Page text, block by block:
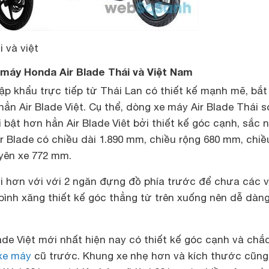
và việt
Honda Air Blade Thái và Việt Nam
khẩu trực tiếp từ Thái Lan có thiết kế mạnh mẽ,
Air Blade Việt. Cụ thể, dòng xe máy Air Blade Thái
bật hơn hẳn Air Blade Viêt bởi thiết kế góc cạnh, sắc
có chiều dài 1.890 mm, chiều rộng 680 mm,
xe 772 mm.
hơn với với 2 ngăn đựng đồ phía trước để chưa các
xăng thiết kế góc thẳng từ trên xuống nên dễ
Việt mới nhất hiện nay có thiết kế góc cạnh và
máy cũ trước. Khung xe nhẹ hơn và kích thước